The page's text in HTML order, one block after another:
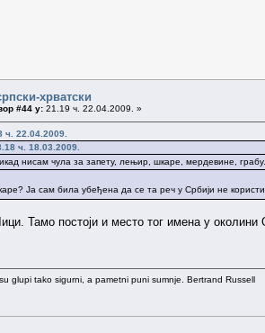
хрватски
#44 у: 21.19 ч. 22.04.2009. »
ч. 22.04.2009.
ч. 18.03.2009.
нисам чула за запету, лењир, шкаре, мердевине,
Ја сам била убеђена да се та реч у Србији не
Тамо постоји и место тог имена у околини
glupi tako sigurni, a pametni puni sumnje. Bertrand Russell